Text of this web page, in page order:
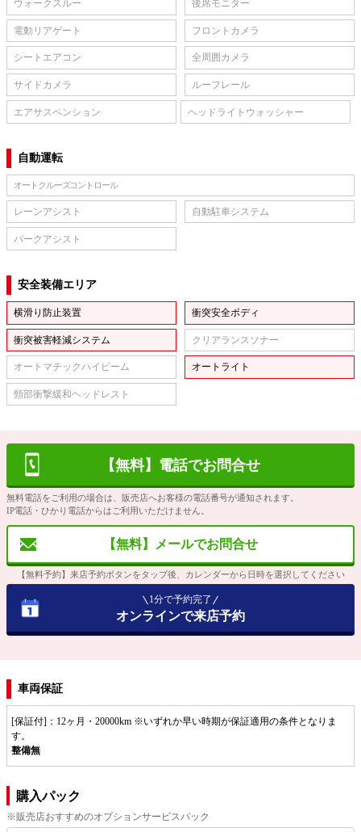
ウォークスルー 後席モニター
電動リアゲート フロントカメラ
シートエアコン 全周囲カメラ
サイドカメラ ルーフレール
エアサスペンション ヘッドライトウォッシャー
自動運転
オートクルーズコントロール
レーンアシスト 自動駐車システム
パークアシスト
安全装備エリア
横滑り防止装置 衝突安全ボディ
衝突被害軽減システム クリアランスソナー
オートマチックハイビーム オートライト
頸部衝撃緩和ヘッドレスト
【無料】電話でお問合せ
無料電話をご利用の場合は、販売店へお客様の電話番号が通知されます。
IP電話・ひかり電話からはご利用いただけません。
【無料】メールでお問合せ
【無料予約】来店予約ボタンをタップ後、カレンダーから日時を選択してください
1分で予約完了
オンラインで来店予約
車両保証
[保証付]：12ヶ月・20000km ※いずれか早い時期が保証適用の条件となりま
す。
整備無
購入パック
※販売店おすすめのオプションサービスパック